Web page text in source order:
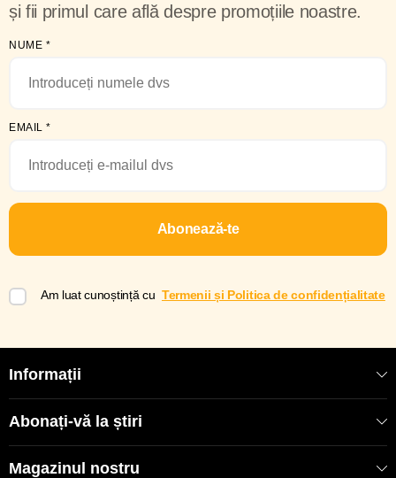
și fii primul care află despre promoțiile noastre.
NUME *
EMAIL *
Abonează-te
Am luat cunoștință cu Termenii și Politica de confidențialitate
Informații
Abonați-vă la știri
Magazinul nostru